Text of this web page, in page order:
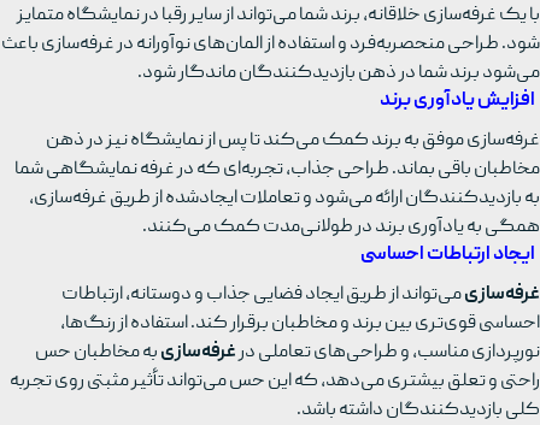
با یک غرفه‌سازی خلاقانه، برند شما می‌تواند از سایر رقبا در نمایشگاه متمایز
شود. طراحی منحصربه‌فرد و استفاده از المان‌های نوآورانه در غرفه‌سازی باعث
می‌شود برند شما در ذهن بازدیدکنندگان ماندگار شود.
افزایش یادآوری برند
غرفه‌سازی موفق به برند کمک می‌کند تا پس از نمایشگاه نیز در ذهن
مخاطبان باقی بماند. طراحی جذاب، تجربه‌ای که در غرفه نمایشگاهی شما
به بازدیدکنندگان ارائه می‌شود و تعاملات ایجادشده از طریق غرفه‌سازی،
همگی به یادآوری برند در طولانی‌مدت کمک می‌کنند.
ایجاد ارتباطات احساسی
غرفه‌سازیمی‌تواند از طریق ایجاد فضایی جذاب و دوستانه، ارتباطات
احساسی قوی‌تری بین برند و مخاطبان برقرار کند. استفاده از رنگ‌ها،
نورپردازی مناسب، و طراحی‌های تعاملی درغرفه‌سازیبه مخاطبان حس
راحتی و تعلق بیشتری می‌دهد، که این حس می‌تواند تأثیر مثبتی روی تجربه
کلی بازدیدکنندگان داشته باشد.